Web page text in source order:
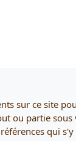
sur ce site
ou partie sous
qui